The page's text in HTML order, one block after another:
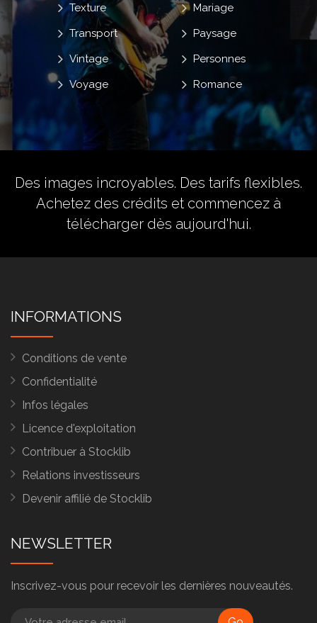
Mariage
Paysage
Personnes
Romance
Texture
Transport
Vintage
Voyage
Des images incroyables. Des tarifs flexibles.
Achetez des crédits et commencez à
télécharger dès aujourd'hui.
INFORMATIONS
Conditions de vente
Confidentialité
Infos légales
Licence d'exploitation
Contribuer à Stocklib
Relations investisseurs
Devenir affilié de Stocklib
NEWSLETTER
Inscrivez-vous pour recevoir les dernières nouveautés.